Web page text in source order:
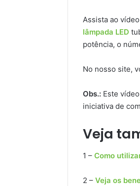
Assista ao
lâmpada LED
potência, o
No nosso site,
Obs.: Este
iniciativa de
Veja
1 – Como
2 – Veja os